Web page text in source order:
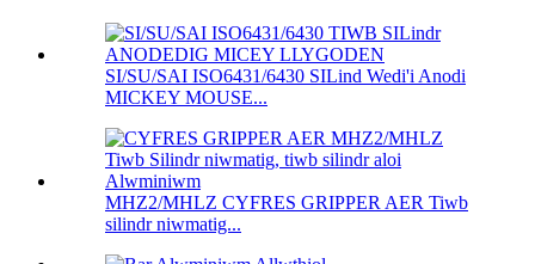
SI/SU/SAI ISO6431/6430 SILind Wedi'i Anodi
MICKEY MOUSE...
MHZ2/MHLZ CYFRES GRIPPER AER Tiwb
silindr niwmatig...